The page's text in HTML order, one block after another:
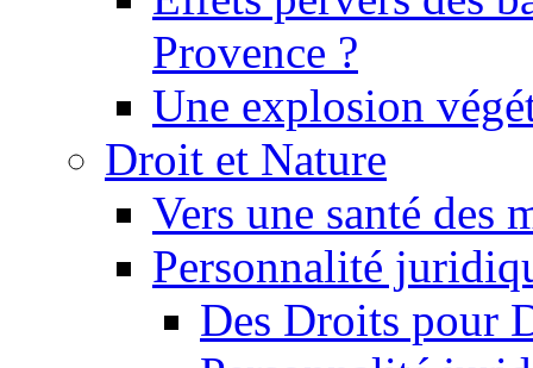
Provence ?
Une explosion
Droit et Nature
Vers une santé des
Personnalité
Des Droits pour